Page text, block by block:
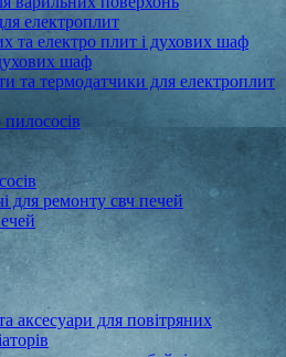
електроплит
та електро плит і духових шаф
шаф
та термодатчики для електроплит
для ремонту свч печей
аксесуари для повітряних